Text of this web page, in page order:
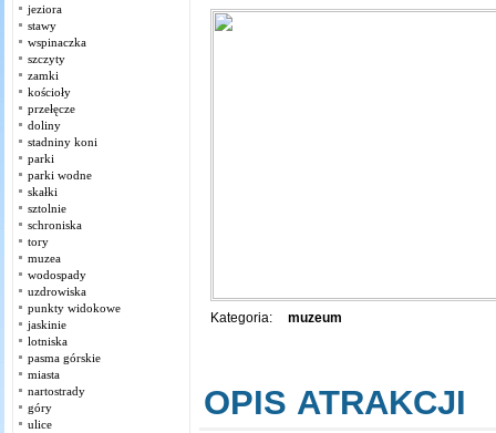
jeziora
stawy
wspinaczka
szczyty
zamki
kościoły
przełęcze
doliny
stadniny koni
parki
parki wodne
skałki
sztolnie
schroniska
tory
muzea
wodospady
uzdrowiska
punkty widokowe
jaskinie
lotniska
pasma górskie
miasta
nartostrady
góry
ulice
Kategoria: muzeum
OPIS ATRAKCJI